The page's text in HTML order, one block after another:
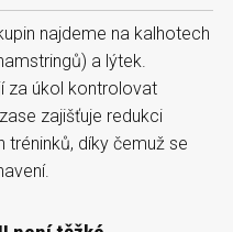
najdeme na kalhotech
a lýtek.
za úkol kontrolovat
zajišťuje redukci
tréninků, díky čemuž se